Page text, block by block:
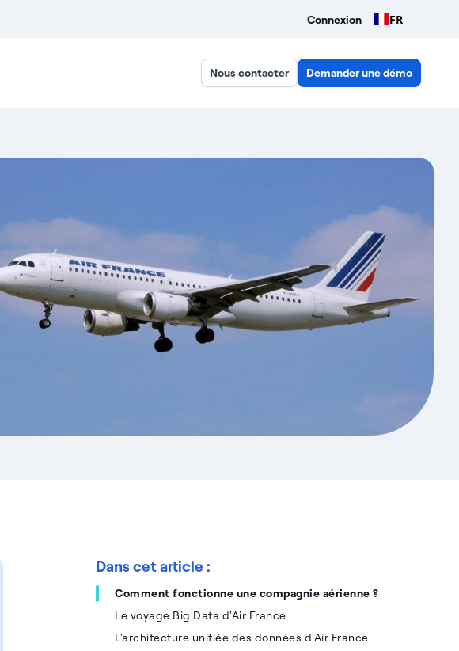
Connexion FR
Nous contacter Demander une démo
Dans cet article :
Comment fonctionne une compagnie aérienne ?
Le voyage Big Data d'Air France
L'architecture unifiée des données d'Air France